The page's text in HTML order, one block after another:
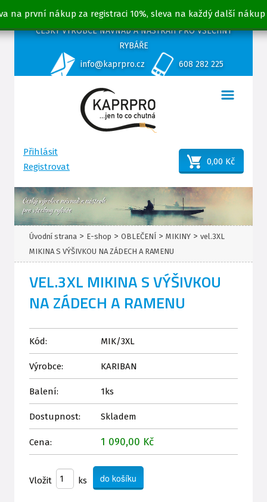
na první nákup za registraci 10%, sleva na každý další nákup
ČESKÝ VÝROBCE NÁVNAD A NÁSTRAH PRO VŠECHNY
RYBÁŘE
info@kaprpro.cz
608 282 225
Přihlásit
Registrovat
0,00 Kč
Úvodní strana > E-shop > OBLEČENÍ > MIKINY > vel.3XL
MIKINA S VÝŠIVKOU NA ZÁDECH A RAMENU
VEL.3XL MIKINA S VÝŠIVKOU
NA ZÁDECH A RAMENU
Kód: MIK/3XL
Výrobce: KARIBAN
Balení: 1ks
Dostupnost: Skladem
Cena: 1 090,00 Kč
Vložit ks